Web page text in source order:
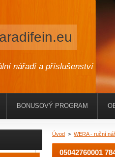
nářadí a příslušenství
Úvod > WERA - ruční
05042760001
BONUSOVÝ PROGRAM